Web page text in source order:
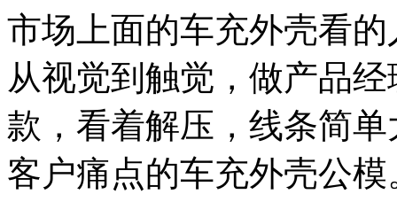
市场上面的车充外壳看
从视觉到触觉，做产品
款，看着解压，线条简
客户痛点的车充外壳公